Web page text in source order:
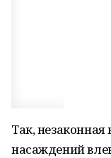
Так,
насаждений